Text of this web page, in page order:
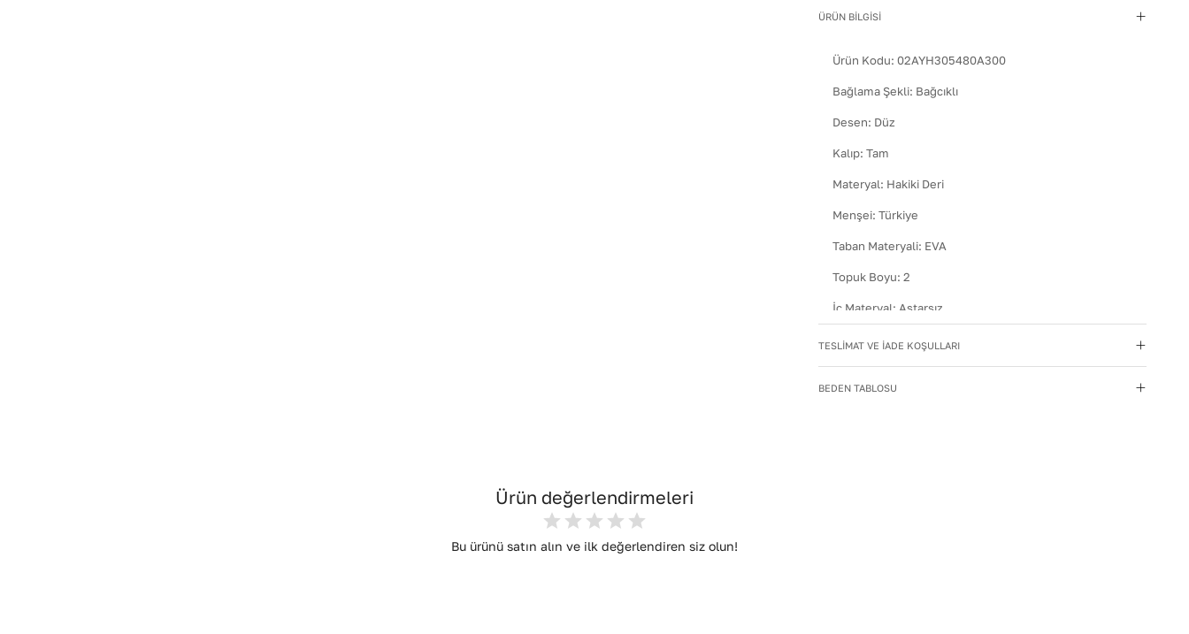
ÜRÜN BİLGİSİ
Ürün Kodu:02AYH305480A300
Bağlama Şekli: Bağcıklı
Desen: Düz
Kalıp:Tam
Materyal: Hakiki Deri
Menşei:Türkiye
Taban Materyali: EVA
Topuk Boyu:2
İç Materyal: Astarsız
Kullanım Talimatı
kaynaklarından uzak tutun.
Yıkama Talimatı
TESLİMAT VE İADE KOŞULLARI
BEDEN TABLOSU
Ürün değerlendirmeleri
Bu ürünü satın alın ve ilk değerlendiren siz olun!